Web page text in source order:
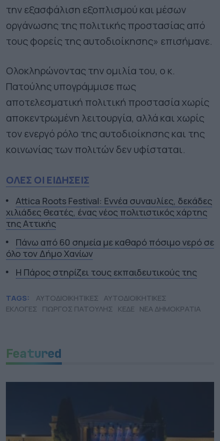
την εξασφάλιση εξοπλισμού και μέσων
οργάνωσης της πολιτικής προστασίας από
τους φορείς της αυτοδιοίκησης» επισήμανε.
Ολοκληρώνοντας την ομιλία του, ο κ.
Πατούλης υπογράμμισε πως
αποτελεσματική πολιτική προστασία χωρίς
αποκεντρωμένη λειτουργία, αλλά και χωρίς
τον ενεργό ρόλο της αυτοδιοίκησης και της
κοινωνίας των πολιτών δεν υφίσταται.
ΟΛΕΣ ΟΙ ΕΙΔΗΣΕΙΣ
Attica Roots Festival: Εννέα συναυλίες, δεκάδες
χιλιάδες θεατές, ένας νέος πολιτιστικός χάρτης
της Αττικής
Πάνω από 60 σημεία με καθαρό πόσιμο νερό σε
όλο τον Δήμο Χανίων
Η Πάρος στηρίζει τους εκπαιδευτικούς της
TAGS: ΑΥΤΟΔΙΟΙΚΗΤΙΚΕΣ ΑΥΤΟΔΙΟΙΚΗΤΙΚΕΣ
ΕΚΛΟΓΕΣ ΓΙΩΡΓΟΣ ΠΑΤΟΥΛΗΣ ΚΕΔΕ ΝΕΑ ΔΗΜΟΚΡΑΤΙΑ
Featured